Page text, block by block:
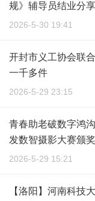
规》辅导员结业分享
2026-5-30 19:41
开封市义工协会联
一千多件
2026-5-29 23:15
青春助老破数字鸿
发数智摄影大赛颁
2026-5-29 15:21
【洛阳】河南科技